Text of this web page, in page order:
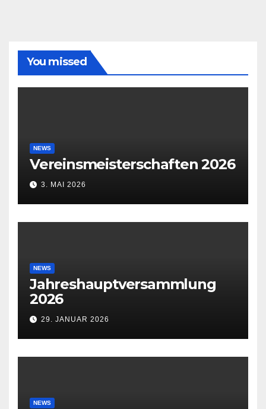
You missed
NEWS
Vereinsmeisterschaften 2026
3. MAI 2026
NEWS
Jahreshauptversammlung
2026
29. JANUAR 2026
NEWS